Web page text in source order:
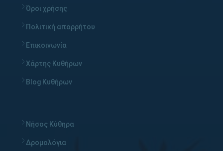
Όροι χρήσης
Πολιτική απορρήτου
Επικοινωνία
Χάρτης Κυθήρων
Blog Κυθήρων
Νήσος Κύθηρα
Δρομολόγια